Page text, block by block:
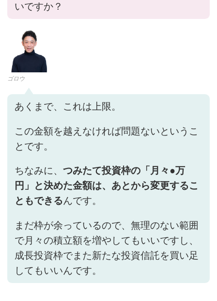
いですか？
ゴロウ
あくまで、これは上限。
この金額を越えなければ問題ないというこ
とです。
ちなみに、 つみたて投資枠の「月々●万
円」と決めた金額は、あとから変更するこ
ともできるんです。
まだ枠が余っているので、無理のない範囲
で月々の積立額を増やしてもいいですし、
成長投資枠でまた新たな投資信託を買い足
してもいいんです。